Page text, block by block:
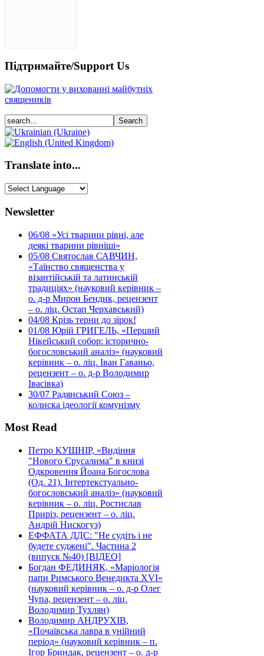
Підтримайте/Support Us
Translate into...
Newsletter
06/08 «Усі тварини рівні, але
деякі тварини рівніші»
05/08 Святослав САВЧИН,
«Таїнство священства у
візантійській та латинській
традиціях» (науковий керівник –
о. д-р Мирон Бендик, рецензент
– о. ліц. Остап Черхавський)
04/08 Крізь терни до зірок!
01/08 Юрій ГРИГЕЛЬ, «Перший
Нікейський собор: історично-
богословський аналіз» (науковий
керівник – о. ліц. Іван Гаваньо,
рецензент – о. д-р Володимир
Івасівка)
30/07 Радянський Союз –
колиска ідеології комунізму
Most Read
Петро КУШНІР, «Видіння
"Нового Єрусалима" в книзі
Одкровення Йоана Богослова
(Од. 21). Інтертекстуально-
богословський аналіз» (науковий
керівник – о. ліц. Ростислав
Приріз, рецензент – о. ліц.
Андрій Нискогуз)
ЕФФАТА ДДС: "Не судіть і не
будете суджені". Частина 2
(випуск №40) [ВІДЕО]
Богдан ФЕДИНЯК, «Маріологія
папи Римського Венедикта XVI»
(науковий керівник – о. д-р Олег
Чупа, рецензент – о. ліц.
Володимир Тухлян)
Володимир АНДРУХІВ,
«Почаївська лавра в унійний
період» (науковий керівник – п.
Ігор Бриндак, рецензент – о. д-р